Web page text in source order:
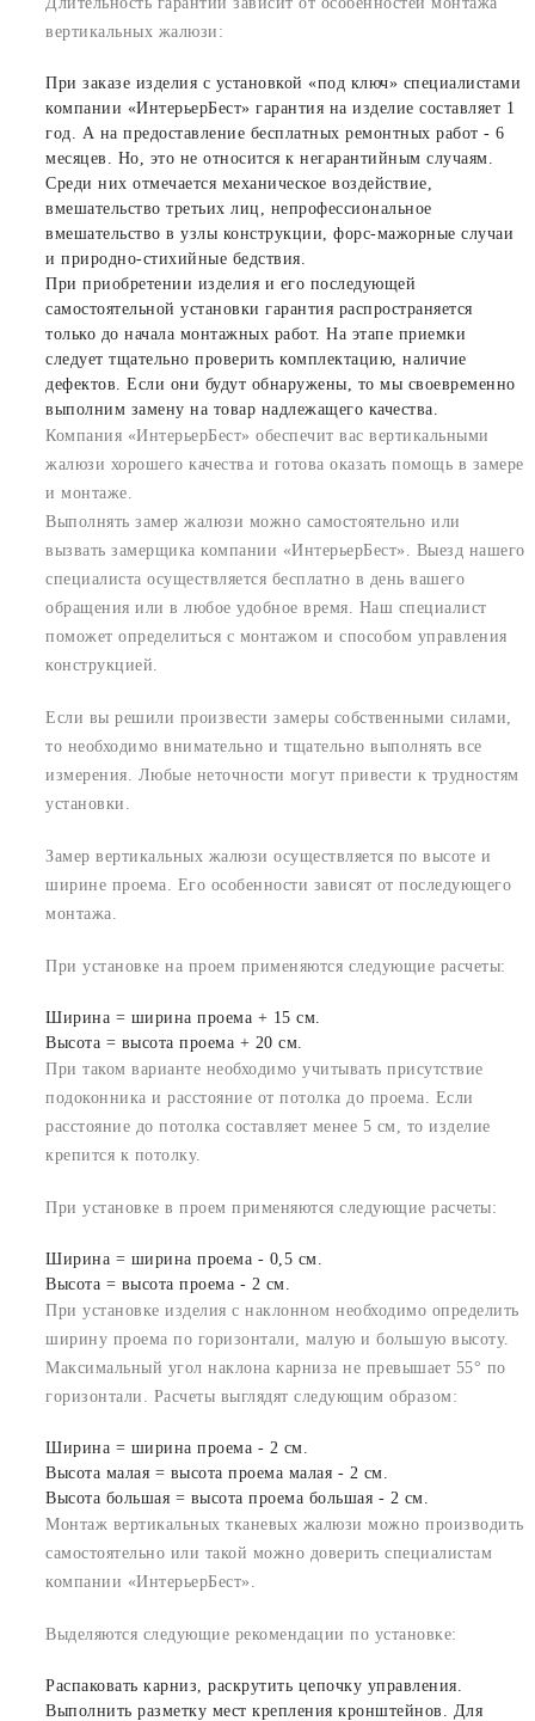
вертикальных жалюзи:
При заказе изделия с установкой «под ключ» специалистами
компании «ИнтерьерБест» гарантия на изделие составляет 1
год. А на предоставление бесплатных ремонтных работ - 6
месяцев. Но, это не относится к негарантийным случаям.
Среди них отмечается механическое воздействие,
вмешательство третьих лиц, непрофессиональное
вмешательство в узлы конструкции, форс-мажорные случаи
и природно-стихийные бедствия.
При приобретении изделия и его последующей
самостоятельной установки гарантия распространяется
только до начала монтажных работ. На этапе приемки
следует тщательно проверить комплектацию, наличие
дефектов. Если они будут обнаружены, то мы своевременно
выполним замену на товар надлежащего качества.
Компания «ИнтерьерБест» обеспечит вас вертикальными
жалюзи хорошего качества и готова оказать помощь в замере
и монтаже.
Выполнять замер жалюзи можно самостоятельно или
вызвать замерщика компании «ИнтерьерБест». Выезд нашего
специалиста осуществляется бесплатно в день вашего
обращения или в любое удобное время. Наш специалист
поможет определиться с монтажом и способом управления
конструкцией.
Если вы решили произвести замеры собственными силами,
то необходимо внимательно и тщательно выполнять все
измерения. Любые неточности могут привести к трудностям
установки.
Замер вертикальных жалюзи осуществляется по высоте и
ширине проема. Его особенности зависят от последующего
монтажа.
При установке на проем применяются следующие расчеты:
Ширина = ширина проема + 15 см.
Высота = высота проема + 20 см.
При таком варианте необходимо учитывать присутствие
подоконника и расстояние от потолка до проема. Если
расстояние до потолка составляет менее 5 см, то изделие
крепится к потолку.
При установке в проем применяются следующие расчеты:
Ширина = ширина проема - 0,5 см.
Высота = высота проема - 2 см.
При установке изделия с наклонном необходимо определить
ширину проема по горизонтали, малую и большую высоту.
Максимальный угол наклона карниза не превышает 55° по
горизонтали. Расчеты выглядят следующим образом:
Ширина = ширина проема - 2 см.
Высота малая = высота проема малая - 2 см.
Высота большая = высота проема большая - 2 см.
Монтаж вертикальных тканевых жалюзи можно производить
самостоятельно или такой можно доверить специалистам
компании «ИнтерьерБест».
Выделяются следующие рекомендации по установке:
Распаковать карниз, раскрутить цепочку управления.
Выполнить разметку мест крепления кронштейнов. Для